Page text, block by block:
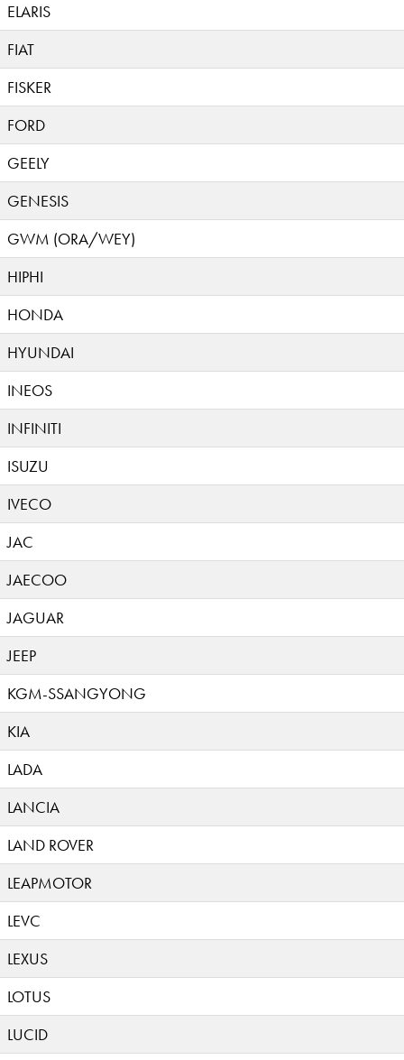
ELARIS
FIAT
FISKER
FORD
GEELY
GENESIS
GWM (ORA/WEY)
HIPHI
HONDA
HYUNDAI
INEOS
INFINITI
ISUZU
IVECO
JAC
JAECOO
JAGUAR
JEEP
KGM-SSANGYONG
KIA
LADA
LANCIA
LAND ROVER
LEAPMOTOR
LEVC
LEXUS
LOTUS
LUCID